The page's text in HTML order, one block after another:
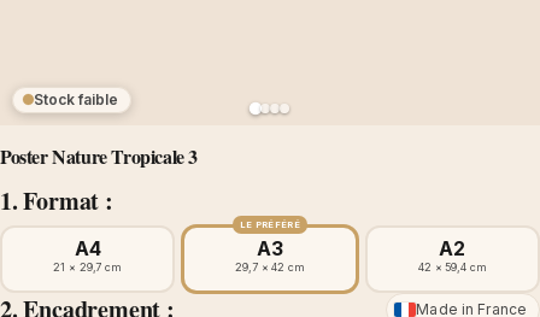
Poster Nature Tropicale 3
1. Format :
Stock faible
A4
21 × 29,7 cm
LE PRÉFÉRÉ
A3
29,7 × 42 cm
A2
42 × 59,4 cm
2. Encadrement : Made in France